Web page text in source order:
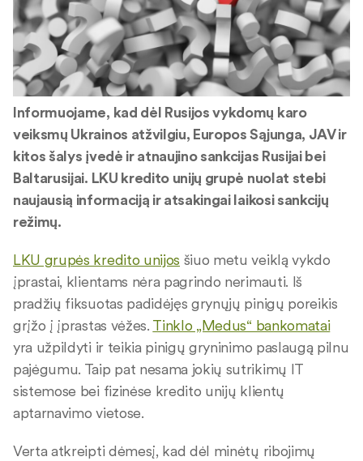
Informuojame, kad dėl Rusijos vykdomų karo
veiksmų Ukrainos atžvilgiu, Europos Sąjunga, JAV ir
kitos šalys įvedė ir atnaujino sankcijas Rusijai bei
Baltarusijai. LKU kredito unijų grupė nuolat stebi
naujausią informaciją ir atsakingai laikosi sankcijų
režimų.
LKU grupės kredito unijos šiuo metu veiklą vykdo
įprastai, klientams nėra pagrindo nerimauti. Iš
pradžių fiksuotas padidėjęs grynųjų pinigų poreikis
grįžo į įprastas vėžes. Tinklo „Medus“ bankomatai
yra užpildyti ir teikia pinigų gryninimo paslaugą pilnu
pajėgumu. Taip pat nesama jokių sutrikimų IT
sistemose bei fizinėse kredito unijų klientų
aptarnavimo vietose.
Verta atkreipti dėmesį, kad dėl minėtų ribojimų